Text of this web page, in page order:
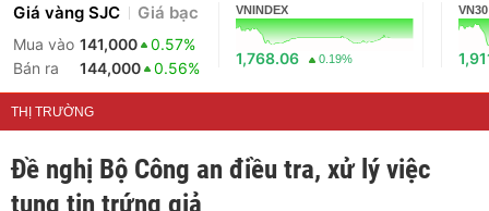
Giá vàng SJC Giá bạc
Mua vào 141,000
0.57%
Bán ra
144,000 0.56%
VNINDEX
1,768.06 0.19%
VN30
THỊ TRƯỜNG
Đề nghị Bộ Công an điều tra, xử lý việc
tung tin trứng giả